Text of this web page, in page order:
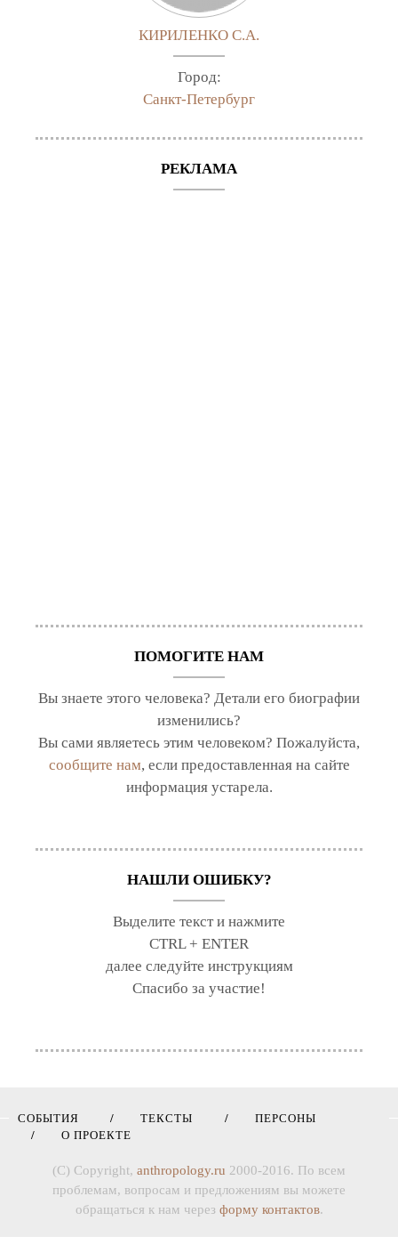
КИРИЛЕНКО С.А.
Город:
Санкт-Петербург
РЕКЛАМА
ПОМОГИТЕ НАМ
Вы знаете этого человека? Детали его биографии
изменились?
Вы сами являетесь этим человеком? Пожалуйста,
сообщите нам, если предоставленная на сайте
информация устарела.
НАШЛИ ОШИБКУ?
Выделите текст и нажмите
CTRL + ENTER
далее следуйте инструкциям
Спасибо за участие!
СОБЫТИЯ ТЕКСТЫ
ПЕРСОНЫ
О ПРОЕКТЕ
(C) Copyright, anthropology.ru 2000-2016. По всем
проблемам, вопросам и предложениям вы можете
обращаться к нам через форму контактов.